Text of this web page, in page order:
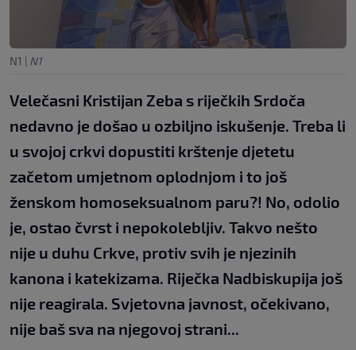
N1 | N1
Velečasni Kristijan Zeba s riječkih Srdoča
nedavno je došao u ozbiljno iskušenje. Treba li
u svojoj crkvi dopustiti krštenje djetetu
začetom umjetnom oplodnjom i to još
ženskom homoseksualnom paru?! No, odolio
je, ostao čvrst i nepokolebljiv. Takvo nešto
nije u duhu Crkve, protiv svih je njezinih
kanona i katekizama. Riječka Nadbiskupija još
nije reagirala. Svjetovna javnost, očekivano,
nije baš sva na njegovoj strani...